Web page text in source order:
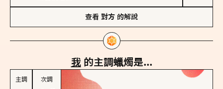
查看 對方 的解說
我 的主調蠟燭是...
主調 次調